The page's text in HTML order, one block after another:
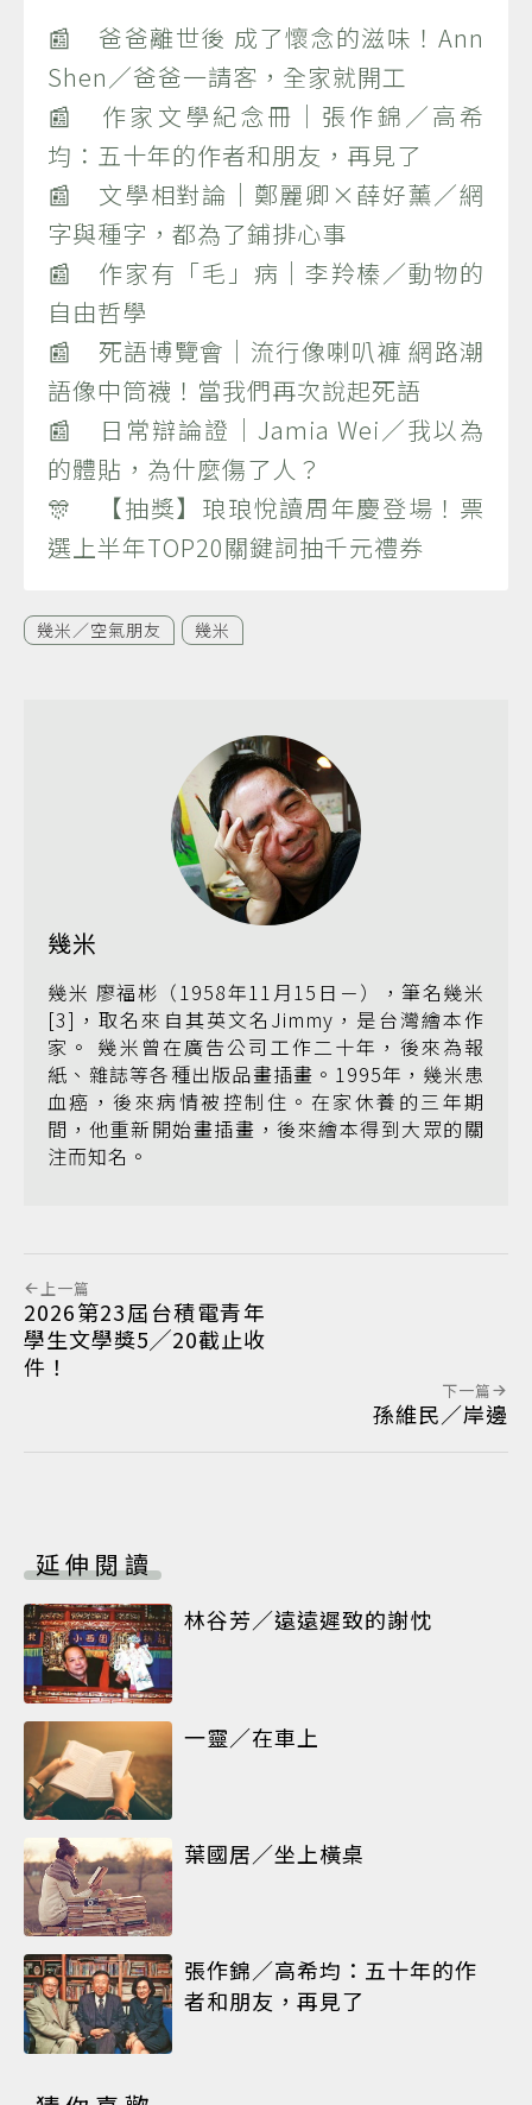
📰 爸爸離世後 成了懷念的滋味！Ann
Shen／爸爸一請客，全家就開工
📰 作家文學紀念冊｜張作錦／高希
均：五十年的作者和朋友，再見了
📰 文學相對論｜鄭麗卿×薛好薰／網
字與種字，都為了鋪排心事
📰 作家有「毛」病｜李羚榛／動物的
自由哲學
📰 死語博覽會｜流行像喇叭褲 網路潮
語像中筒襪！當我們再次說起死語
📰 日常辯論證｜Jamia Wei／我以為
的體貼，為什麼傷了人？
🎊 【抽獎】琅琅悅讀周年慶登場！票
選上半年TOP20關鍵詞抽千元禮券
幾米／空氣朋友 幾米
幾米
幾米 廖福彬（1958年11月15日－），筆名幾米
[3]，取名來自其英文名Jimmy，是台灣繪本作
家。 幾米曾在廣告公司工作二十年，後來為報
紙、雜誌等各種出版品畫插畫。1995年，幾米患
血癌，後來病情被控制住。在家休養的三年期
間，他重新開始畫插畫，後來繪本得到大眾的關
注而知名。
上一篇
2026第23屆台積電青年
學生文學獎5╱20截止收
件！
下一篇
孫維民／岸邊
延伸閱讀
林谷芳／遠遠遲致的謝忱
一靈／在車上
葉國居／坐上橫桌
張作錦／高希均：五十年的作
者和朋友，再見了